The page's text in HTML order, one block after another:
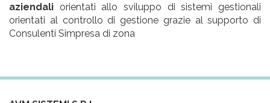
aziendali orientati allo sviluppo di sistemi gestionali
orientati al controllo di gestione grazie al supporto di
Consulenti Simpresa di zona